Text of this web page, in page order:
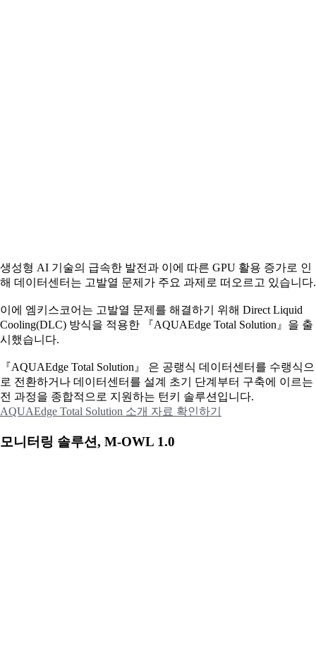
생성형 AI 기술의 급속한 발전과 이에 따른 GPU 활용 증가로 인
해 데이터센터는 고발열 문제가 주요 과제로 떠오르고 있습니다.
이에 엠키스코어는 고발열 문제를 해결하기 위해 Direct Liquid
Cooling(DLC) 방식을 적용한 『AQUAEdge Total Solution』을 출
시했습니다.
『AQUAEdge Total Solution』 은 공랭식 데이터센터를 수랭식으
로 전환하거나 데이터센터를 설계 초기 단계부터 구축에 이르는
전 과정을 종합적으로 지원하는 턴키 솔루션입니다.
AQUAEdge Total Solution 소개 자료 확인하기
모니터링 솔루션, M-OWL 1.0